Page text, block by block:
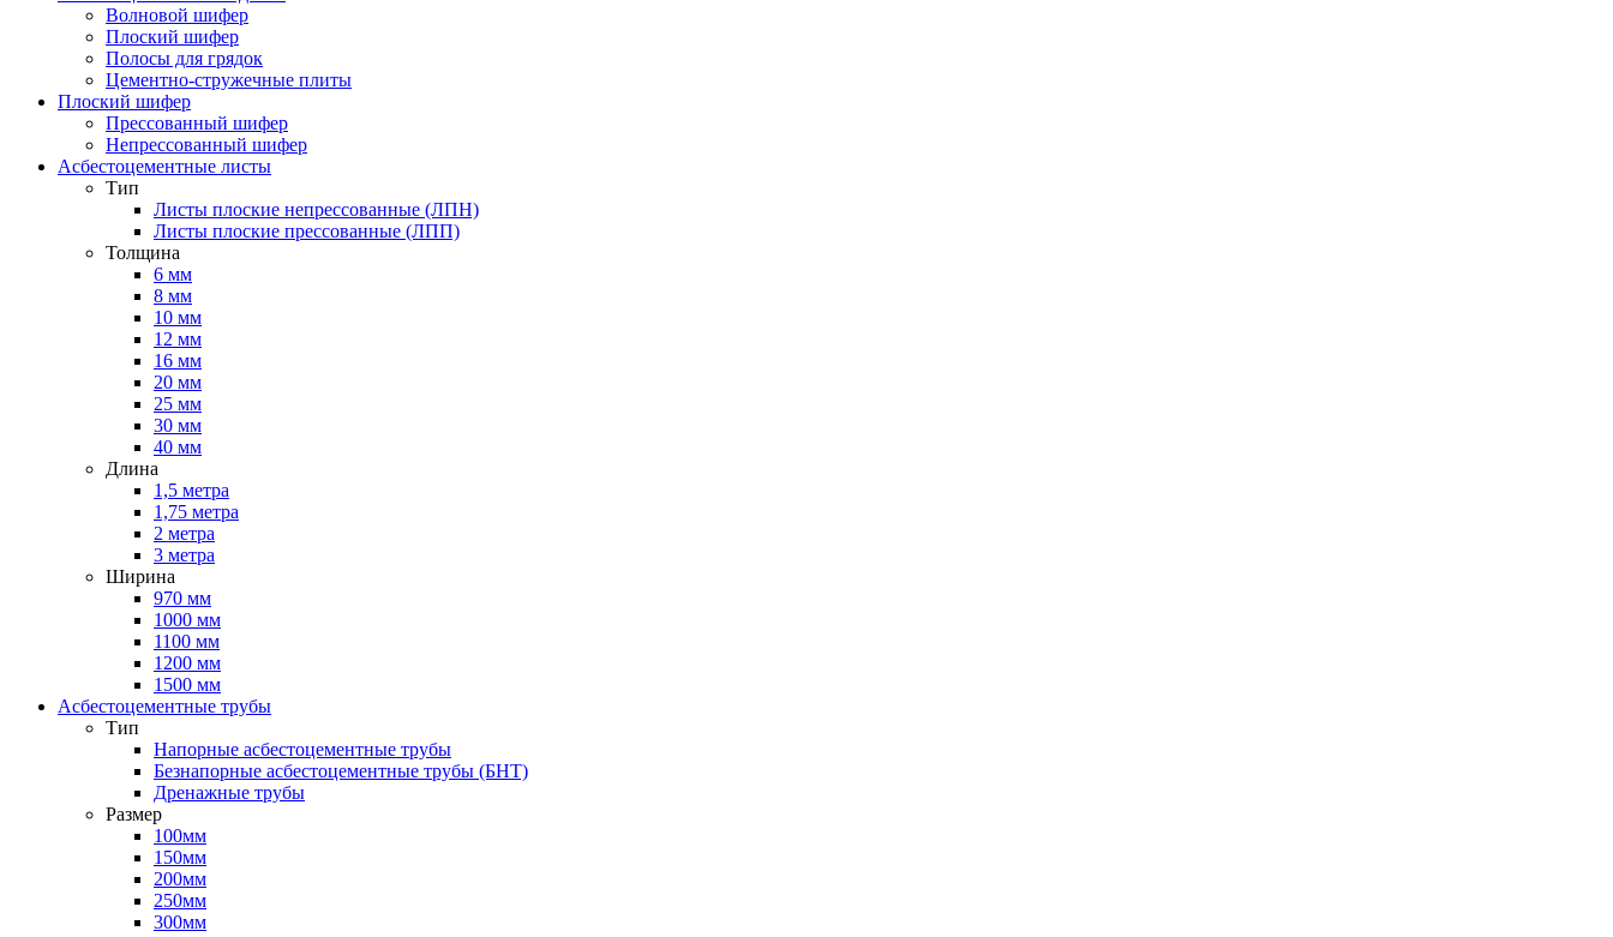
Волновой шифер
Плоский шифер
Полосы для грядок
Цементно-стружечные плиты
Плоский шифер
Прессованный шифер
Непрессованный шифер
Асбестоцементные листы
Тип
Листы плоские непрессованные (ЛПН)
Листы плоские прессованные (ЛПП)
Толщина
6 мм
8 мм
10 мм
12 мм
16 мм
20 мм
25 мм
30 мм
40 мм
Длина
1,5 метра
1,75 метра
2 метра
3 метра
Ширина
970 мм
1000 мм
1100 мм
1200 мм
1500 мм
Асбестоцементные трубы
Тип
Напорные асбестоцементные трубы
Безнапорные асбестоцементные трубы (БНТ)
Дренажные трубы
Размер
100мм
150мм
200мм
250мм
300мм